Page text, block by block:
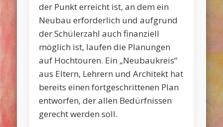
der Punkt erreicht ist, an dem ein
Neubau erforderlich und aufgrund
der Schülerzahl auch finanziell
möglich ist, laufen die Planungen
auf Hochtouren. Ein „Neubaukreis“
aus Eltern, Lehrern und Architekt hat
bereits einen fortgeschrittenen Plan
entworfen, der allen Bedürfnissen
gerecht werden soll.